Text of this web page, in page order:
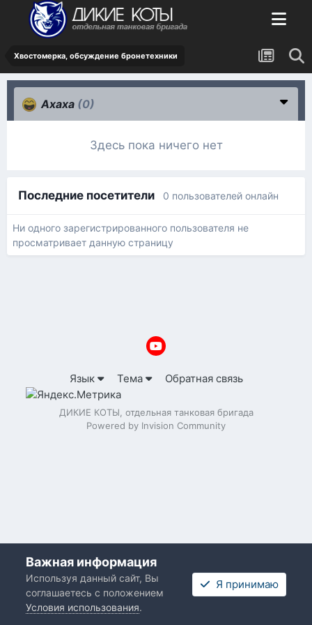
Хвостомерка, обсуждение бронетехники
Ахаха (0)
Здесь пока ничего нет
Последние посетители 0 пользователей онлайн
Ни одного зарегистрированного пользователя не
просматривает данную страницу
Язык Тема Обратная связь
ДИКИЕ КОТЫ, отдельная танковая бригада
Powered by Invision Community
Важная информация
Используя данный сайт, Вы
соглашаетесь с положением
Условия использования.
Я принимаю